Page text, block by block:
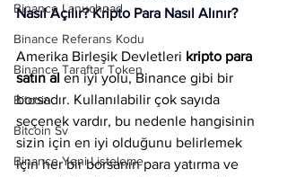
Binance Lanuchpad
Binance Referans Kodu
Binance Taraftar Token
Bitcoin
Bitcoin Sv
Binance Yeni Listeleme
Nasıl Açılır? Kripto Para Nasıl Alınır?
Amerika Birleşik Devletleri kripto para
satın al en iyi yolu, Binance gibi bir
borsadır. Kullanılabilir çok sayıda
seçenek vardır, bu nedenle hangisinin
sizin için en iyi olduğunu belirlemek
için her bir borsanın para yatırma ve